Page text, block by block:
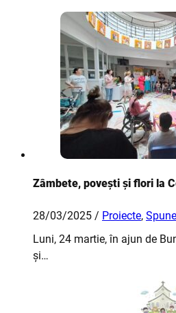
Zâmbete, povești și flori la
28/03/2025 / Proiecte,
Luni, 24 martie, în ajun de
și…